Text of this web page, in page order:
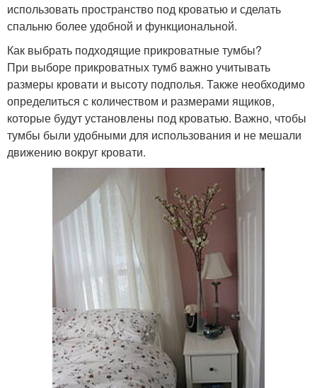
использовать пространство под кроватью и сделать
спальню более удобной и функциональной.
Как выбрать подходящие прикроватные тумбы?
При выборе прикроватных тумб важно учитывать
размеры кровати и высоту подполья. Также необходимо
определиться с количеством и размерами ящиков,
которые будут установлены под кроватью. Важно, чтобы
тумбы были удобными для использования и не мешали
движению вокруг кровати.